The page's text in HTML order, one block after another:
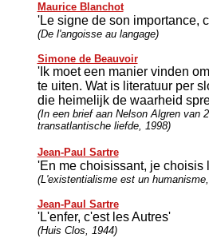
Maurice Blanchot
'Le signe de son importance,
(De l'angoisse au langage)
Simone de Beauvoir
'Ik moet een manier vinden
te uiten. Wat is literatuur per
die heimelijk de waarheid
(In een brief aan Nelson Algren van
transatlantische liefde, 1998)
Jean-Paul Sartre
'En me choisissant, je choisis
(L'existentialisme est un
Jean-Paul Sartre
'L'enfer, c'est les Autres'
(Huis Clos, 1944)